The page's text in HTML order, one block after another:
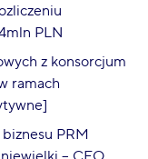
PLN
z konsorcjum
ramach
PRM